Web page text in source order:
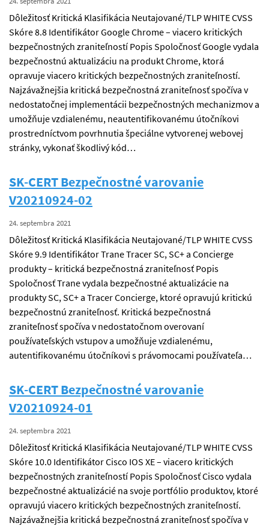
Dôležitosť Kritická Klasifikácia Neutajované/TLP WHITE CVSS
Skóre 8.8 Identifikátor Google Chrome – viacero kritických
bezpečnostných zraniteľností Popis Spoločnosť Google vydala
bezpečnostnú aktualizáciu na produkt Chrome, ktorá
opravuje viacero kritických bezpečnostných zraniteľností.
Najzávažnejšia kritická bezpečnostná zraniteľnosť spočíva v
nedostatočnej implementácii bezpečnostných mechanizmov a
umožňuje vzdialenému, neautentifikovanému útočníkovi
prostredníctvom povrhnutia špeciálne vytvorenej webovej
stránky, vykonať škodlivý kód…
SK-CERT Bezpečnostné varovanie
V20210924-02
24. septembra 2021
Dôležitosť Kritická Klasifikácia Neutajované/TLP WHITE CVSS
Skóre 9.9 Identifikátor Trane Tracer SC, SC+ a Concierge
produkty – kritická bezpečnostná zraniteľnosť Popis
Spoločnosť Trane vydala bezpečnostné aktualizácie na
produkty SC, SC+ a Tracer Concierge, ktoré opravujú kritickú
bezpečnostnú zraniteľnosť. Kritická bezpečnostná
zraniteľnosť spočíva v nedostatočnom overovaní
používateľských vstupov a umožňuje vzdialenému,
autentifikovanému útočníkovi s právomocami používateľa…
SK-CERT Bezpečnostné varovanie
V20210924-01
24. septembra 2021
Dôležitosť Kritická Klasifikácia Neutajované/TLP WHITE CVSS
Skóre 10.0 Identifikátor Cisco IOS XE – viacero kritických
bezpečnostných zraniteľností Popis Spoločnosť Cisco vydala
bezpečnostné aktualizácié na svoje portfólio produktov, ktoré
opravujú viacero kritických bezpečnostných zraniteľností.
Najzávažnejšia kritická bezpečnostná zraniteľnosť spočíva v